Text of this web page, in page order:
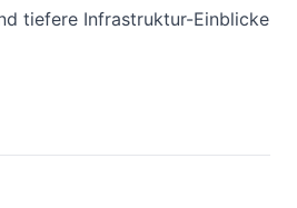
tiefere Infrastruktur-Einblicke